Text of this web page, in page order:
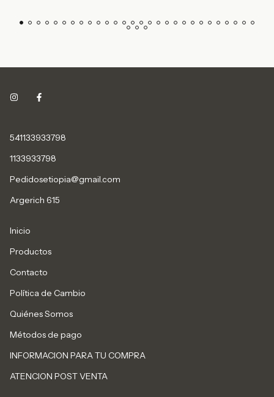
541133933798
1133933798
Pedidosetiopia@gmail.com
Argerich 615
Inicio
Productos
Contacto
Política de Cambio
Quiénes Somos
Métodos de pago
INFORMACION PARA TU COMPRA
ATENCION POST VENTA